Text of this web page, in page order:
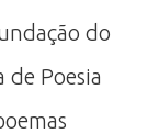
do
de Poesia